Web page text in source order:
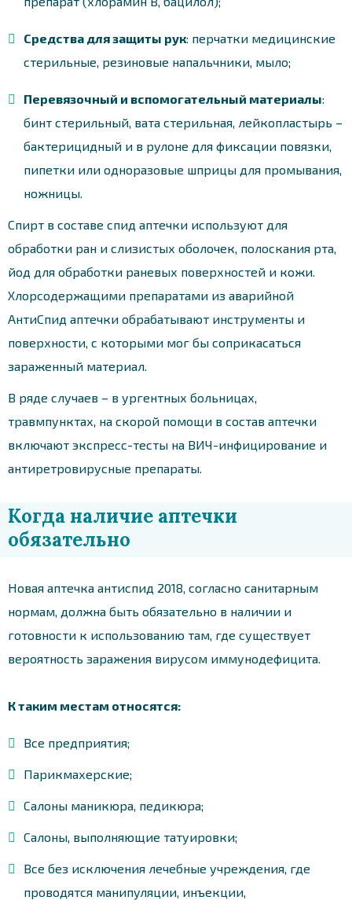
Средства для защиты рук: перчатки медицинские
стерильные, резиновые напальчники, мыло;
Перевязочный и вспомогательный материалы:
бинт стерильный, вата стерильная, лейкопластырь –
бактерицидный и в рулоне для фиксации повязки,
пипетки или одноразовые шприцы для промывания,
ножницы.
Спирт в составе спид аптечки используют для
обработки ран и слизистых оболочек, полоскания рта,
йод для обработки раневых поверхностей и кожи.
Хлорсодержащими препаратами из аварийной
АнтиСпид аптечки обрабатывают инструменты и
поверхности, с которыми мог бы соприкасаться
зараженный материал.
В ряде случаев – в ургентных больницах,
травмпунктах, на скорой помощи в состав аптечки
включают экспресс-тесты на ВИЧ-инфицирование и
антиретровирусные препараты.
Когда наличие аптечки
обязательно
Новая аптечка антиспид 2018, согласно санитарным
нормам, должна быть обязательно в наличии и
готовности к использованию там, где существует
вероятность заражения вирусом иммунодефицита.
К таким местам относятся:
Все предприятия;
Парикмахерские;
Салоны маникюра, педикюра;
Салоны, выполняющие татуировки;
Все без исключения лечебные учреждения, где
проводятся манипуляции, инъекции,